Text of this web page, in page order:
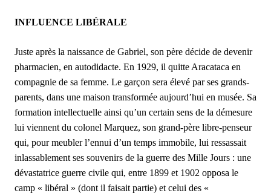
INFLUENCE LIBÉRALE
Juste après la naissance de Gabriel, son père décide de devenir
pharmacien, en autodidacte. En 1929, il quitte Aracataca en
compagnie de sa femme. Le garçon sera élevé par ses grands-
parents, dans une maison transformée aujourd’hui en musée. Sa
formation intellectuelle ainsi qu’un certain sens de la démesure
lui viennent du colonel Marquez, son grand-père libre-penseur
qui, pour meubler l’ennui d’un temps immobile, lui ressassait
inlassablement ses souvenirs de la guerre des Mille Jours : une
dévastatrice guerre civile qui, entre 1899 et 1902 opposa le
camp « libéral » (dont il faisait partie) et celui des «